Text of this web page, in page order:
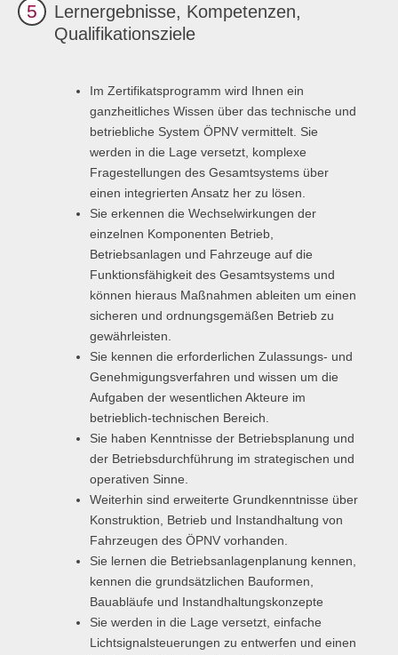
Übersicht
Übersicht
BWL-Kompakt
Betriebswirtschaft des ÖPNV
Planspiel Produktionssteuerung und Logistik
Kompetenzbasiertes Projektmanagement
Business Spotlight
5
Lernergebnisse, Kompetenzen,
Qualifikationsziele
Im Zertifikatsprogramm wird Ihnen ein
ganzheitliches Wissen über das technische und
betriebliche System ÖPNV vermittelt. Sie
werden in die Lage versetzt, komplexe
Fragestellungen des Gesamtsystems über
einen integrierten Ansatz her zu lösen.
Sie erkennen die Wechselwirkungen der
einzelnen Komponenten Betrieb,
Betriebsanlagen und Fahrzeuge auf die
Funktionsfähigkeit des Gesamtsystems und
können hieraus Maßnahmen ableiten um einen
sicheren und ordnungsgemäßen Betrieb zu
gewährleisten.
Sie kennen die erforderlichen Zulassungs- und
Genehmigungsverfahren und wissen um die
Aufgaben der wesentlichen Akteure im
betrieblich-technischen Bereich.
Sie haben Kenntnisse der Betriebsplanung und
der Betriebsdurchführung im strategischen und
operativen Sinne.
Weiterhin sind erweiterte Grundkenntnisse über
Konstruktion, Betrieb und Instandhaltung von
Fahrzeugen des ÖPNV vorhanden.
Sie lernen die Betriebsanlagenplanung kennen,
kennen die grundsätzlichen Bauformen,
Bauabläufe und Instandhaltungskonzepte
Sie werden in die Lage versetzt, einfache
Lichtsignalsteuerungen zu entwerfen und einen